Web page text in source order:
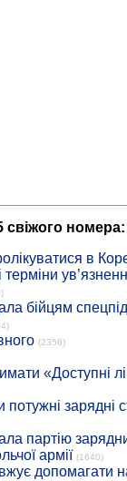
свіжого номера:
в
бійцям
(2356)
«Доступні
зарядні
партію
армії (1640)
допомагати